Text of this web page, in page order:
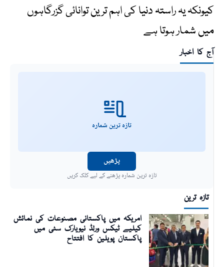
کیونکہ یہ راستہ دنیا کی اہم ترین توانائی گزرگاہوں
میں شمار ہوتا ہے
آج کا اخبار
تازہ ترین شمارہ
پڑھیں
تازہ ترین شمارہ پڑھنے کے لیے کلک کریں
تازہ ترین
امریکہ میں پاکستانی مصنوعات کی نمائش
کیلیے ٹیکس ورلڈ نیویارک سٹی میں
پاکستان پویلین کا افتتاح